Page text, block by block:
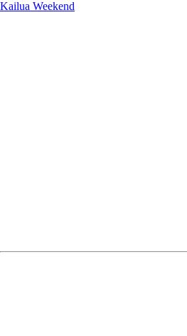
Kailua Weekend